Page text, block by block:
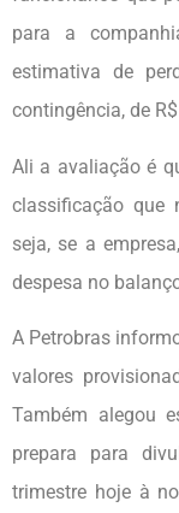
para a
estimativa de
contingência, de
Ali a avaliação é
classificação que
seja, se a
despesa no
A Petrobras
valores
Também alegou
prepara para
trimestre hoje à